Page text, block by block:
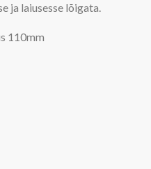
ja laiusesse lõigata.
110mm